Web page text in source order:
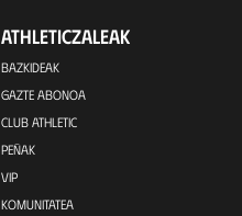
ATHLETICZALEAK
BAZKIDEAK
GAZTE ABONOA
CLUB ATHLETIC
PEÑAK
VIP
KOMUNITATEA